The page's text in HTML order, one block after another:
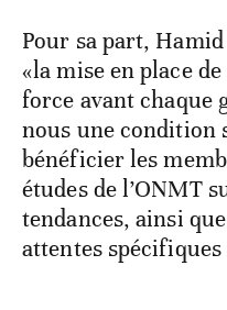
Pour sa part,
«la mise en place
force avant chaque
nous une condition
bénéficier les
études de l’ONMT
tendances, ainsi
attentes